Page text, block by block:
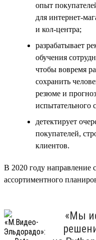
опыт
для интернет-
и кол-центра;
разрабатывает
обучения
чтобы вовремя
сохранить
резюме и
испытательного
детектирует
покупателей,
клиентов.
В 2020 году направление
ассортиментного
«Мы